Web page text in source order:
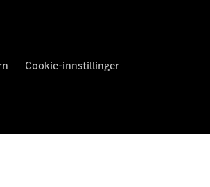
Cookie-innstillinger